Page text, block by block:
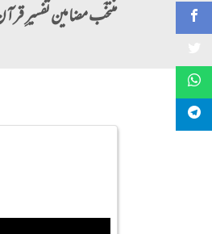
منتخَب مضامین تفسیرِ